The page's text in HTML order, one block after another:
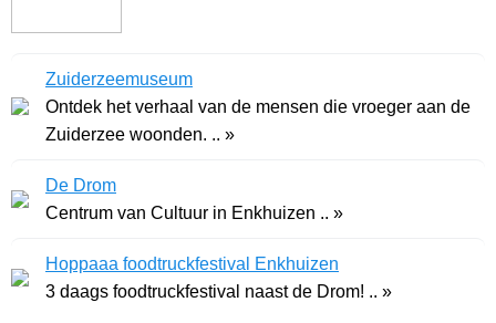
Zuiderzeemuseum
Ontdek het verhaal van de mensen die vroeger aan de
Zuiderzee woonden. .. »
De Drom
Centrum van Cultuur in Enkhuizen .. »
Hoppaaa foodtruckfestival Enkhuizen
3 daags foodtruckfestival naast de Drom! .. »